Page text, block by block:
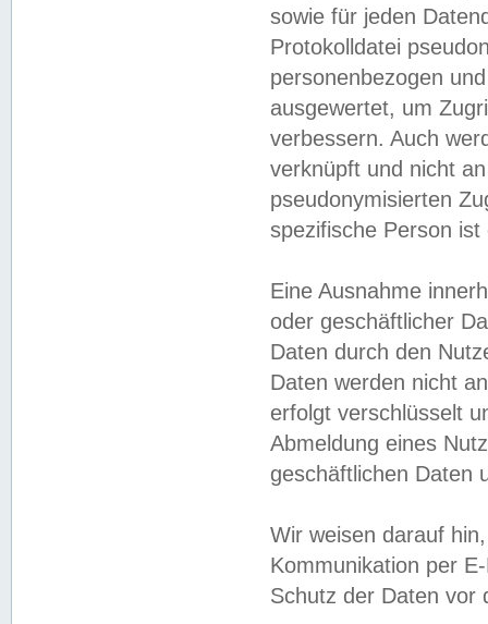
sowie für jeden
Protokolldatei
personenbezogen
ausgewertet, um
verbessern. Auch
verknüpft und nicht
pseudonymisierten
spezifische Person
Eine Ausnahme
oder geschäftlicher
Daten durch den
Daten werden nicht
erfolgt verschlüsselt
Abmeldung eines
geschäftlichen Daten
Wir weisen darauf
Kommunikation per
Schutz der Daten vor